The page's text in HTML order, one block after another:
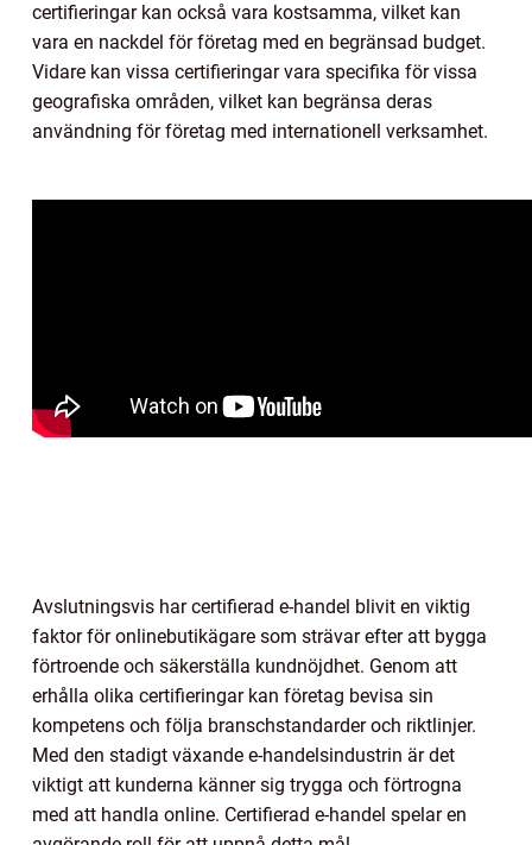
certifieringar kan också vara kostsamma, vilket kan
vara en nackdel för företag med en begränsad budget.
Vidare kan vissa certifieringar vara specifika för vissa
geografiska områden, vilket kan begränsa deras
användning för företag med internationell verksamhet.
Avslutningsvis har certifierad e-handel blivit en viktig
faktor för onlinebutikägare som strävar efter att bygga
förtroende och säkerställa kundnöjdhet. Genom att
erhålla olika certifieringar kan företag bevisa sin
kompetens och följa branschstandarder och riktlinjer.
Med den stadigt växande e-handelsindustrin är det
viktigt att kunderna känner sig trygga och förtrogna
med att handla online. Certifierad e-handel spelar en